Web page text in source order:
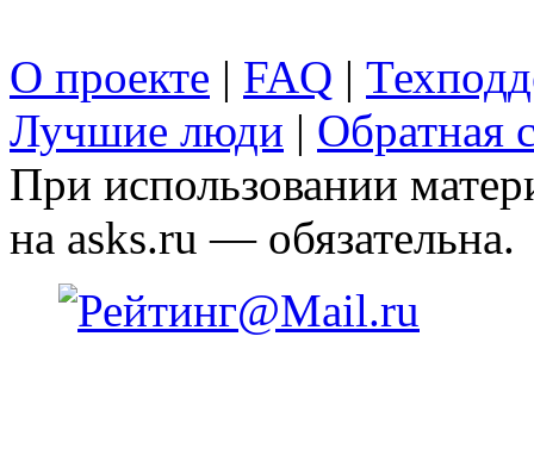
О проекте | FAQ |
Лучшие люди | Обратная
При использовании
на asks.ru — обязательна.